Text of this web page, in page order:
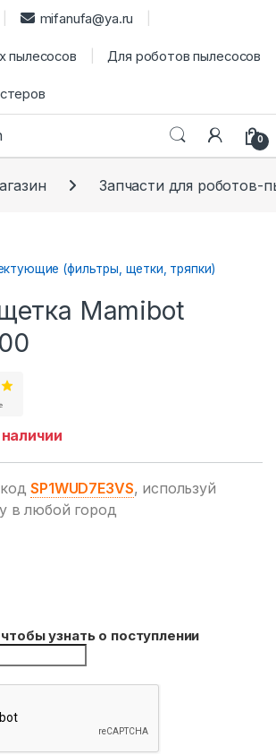
mifanufa@ya.ru
пылесосов Для роботов пылесосов
0
Запчасти для роботов-
(фильтры, щетки, тряпки)
Mamibot
SP1WUD7E3VS, используй
в любой город
узнать о поступлении